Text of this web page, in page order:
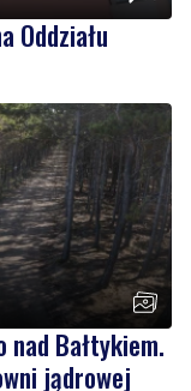
nad Bałtykiem.
jądrowej